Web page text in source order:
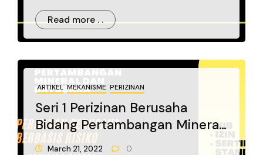
Read more . .
ARTIKEL MEKANISME PERIZINAN
Seri 1 Perizinan Berusaha
Bidang Pertambangan Mineral
Dan Batubara
March 21, 2022 0